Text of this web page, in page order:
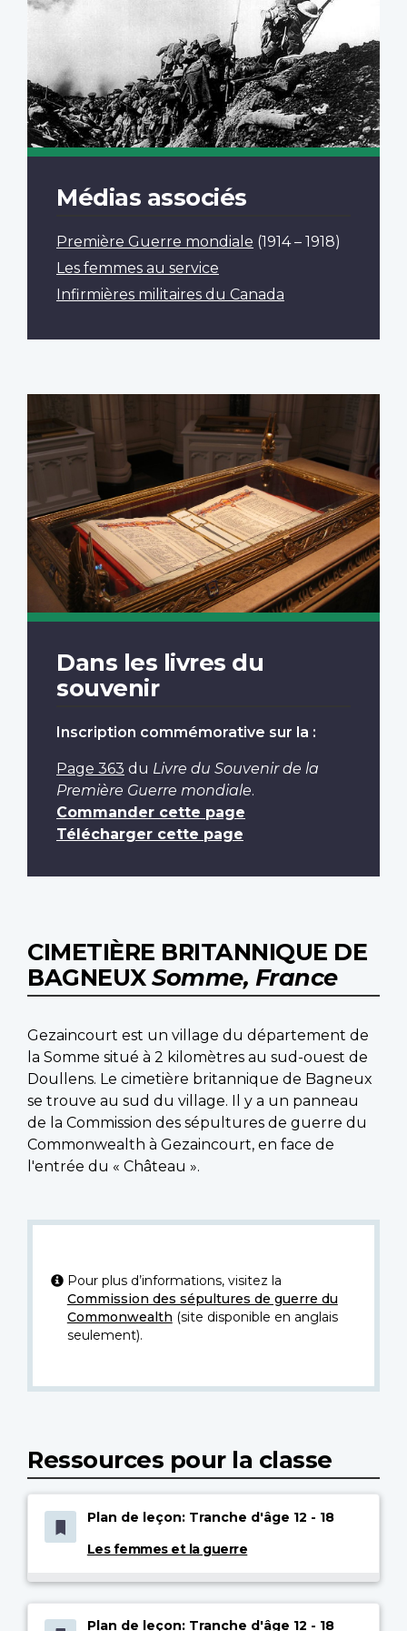
Médias associés
Première Guerre mondiale (1914 – 1918)
Les femmes au service
Infirmières militaires du Canada
Dans les livres du
souvenir
Inscription commémorative sur la :
Page 363 du Livre du Souvenir de la
Première Guerre mondiale.
Commander cette page
Télécharger cette page
CIMETIÈRE BRITANNIQUE DE
BAGNEUXSomme, France
Gezaincourt est un village du département de
la Somme situé à 2 kilomètres au sud-ouest de
Doullens. Le cimetière britannique de Bagneux
se trouve au sud du village. Il y a un panneau
de la Commission des sépultures de guerre du
Commonwealth à Gezaincourt, en face de
l'entrée du « Château ».
Pour plus d’informations, visitez la
Commission des sépultures de guerre du
Commonwealth (site disponible en anglais
seulement).
Ressources pour la classe
Plan de leçon: Tranche d'âge 12 - 18
Les femmes et la guerre
Plan de leçon: Tranche d'âge 12 - 18